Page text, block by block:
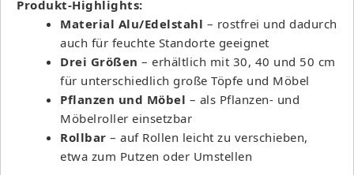
Produkt-Highlights:
Material Alu/Edelstahl – rostfrei und dadurch
auch für feuchte Standorte geeignet
Drei Größen – erhältlich mit 30, 40 und 50 cm
für unterschiedlich große Töpfe und Möbel
Pflanzen und Möbel – als Pflanzen- und
Möbelroller einsetzbar
Rollbar – auf Rollen leicht zu verschieben,
etwa zum Putzen oder Umstellen